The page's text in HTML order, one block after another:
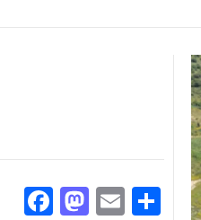
Facebook
Email